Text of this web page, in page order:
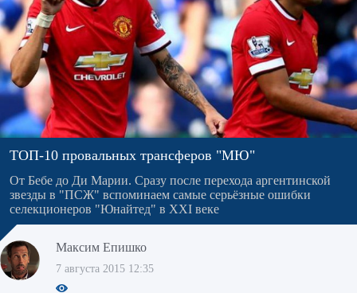
ТОП-10 провальных трансферов "МЮ"
От Бебе до Ди Марии. Сразу после перехода аргентинской
звезды в "ПСЖ" вспоминаем самые серьёзные ошибки
селекционеров "Юнайтед" в XXI веке
Максим Епишко
7 августа 2015 12:35